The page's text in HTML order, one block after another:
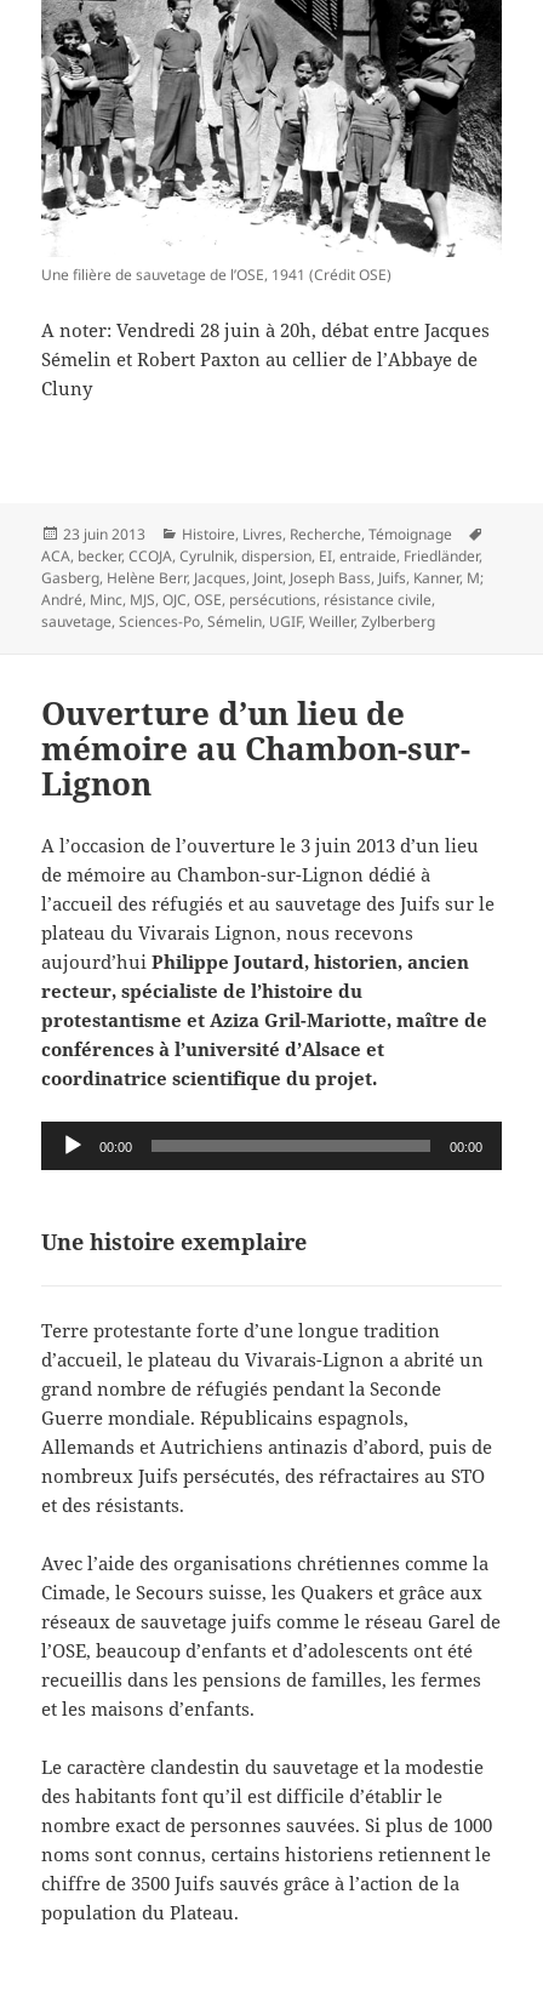
Une filière de sauvetage de l’OSE, 1941 (Crédit OSE)
A noter: Vendredi 28 juin à 20h, débat entre Jacques
Sémelin et Robert Paxton au cellier de l’Abbaye de
Cluny
Publié
le
23 juin 2013 Catégories
Histoire, Livres, Recherche,Témoignage
ACA, becker,CCOJA,Cyrulnik,dispersion, EI,entraide, Friedländer,
Gasberg, Helène Berr, Jacques, Joint, Joseph Bass, Juifs, Kanner, M;
André, Minc, MJS,OJC,OSE, persécutions, résistance civile,
sauvetage,Sciences-Po,Sémelin, UGIF,Weiller,Zylberberg
Ouverture d’un lieu de
mémoire au Chambon-sur-
Lignon
A l’occasion de l’ouverture le 3 juin 2013 d’un lieu
de mémoire au Chambon-sur-Lignon dédié à
l’accueil des réfugiés et au sauvetage des Juifs sur le
plateau du Vivarais Lignon, nous recevons
aujourd’hui Philippe Joutard, historien, ancien
recteur, spécialiste de l’histoire du
protestantisme et Aziza Gril-Mariotte, maître de
conférences à l’université d’Alsace et
coordinatrice scientifique du projet.
Lecteur
audio
00:00 00:00
Une histoire exemplaire
Terre protestante forte d’une longue tradition
d’accueil, le plateau du Vivarais-Lignon a abrité un
grand nombre de réfugiés pendant la Seconde
Guerre mondiale. Républicains espagnols,
Allemands et Autrichiens antinazis d’abord, puis de
nombreux Juifs persécutés, des réfractaires au STO
et des résistants.
Avec l’aide des organisations chrétiennes comme la
Cimade, le Secours suisse, les Quakers et grâce aux
réseaux de sauvetage juifs comme le réseau Garel de
l’OSE, beaucoup d’enfants et d’adolescents ont été
recueillis dans les pensions de familles, les fermes
et les maisons d’enfants.
Le caractère clandestin du sauvetage et la modestie
des habitants font qu’il est difficile d’établir le
nombre exact de personnes sauvées. Si plus de 1000
noms sont connus, certains historiens retiennent le
chiffre de 3500 Juifs sauvés grâce à l’action de la
population du Plateau.